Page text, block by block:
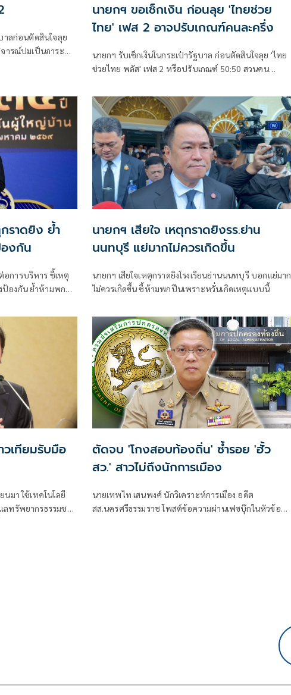
าลก่อนตัดสินใจลุย
นายกฯ ขอเช็กเงิน ก่อนลุย 'ไทยช่วย
ไทย' เฟส 2 อาจปรับเกณฑ์คนละครึ่ง
นายกฯ รับเช็กเงินในกระเป๋ารัฐบาล ก่อนตัดสินใจลุย 'ไทย
ช่วยไทย พลัส' เฟส 2 หรือปรับเกณฑ์ 50:50 สวนคน
ยันสถานะคลังยังแข็งแรง
ราดยิง ย้ำ
งกัน
การบริหาร ชี้เหตุ
องกัน ย้ำห้ามพกปืน
นายกฯ เสียใจ เหตุกราดยิงรร.ย่าน
นนทบุรี แย่มากไม่ควรเกิดขึ้น
นายกฯ เสียใจเหตุกราดยิงโรงเรียนย่านนนทบุรี บอกแย่มาก
ไม่ควรเกิดขึ้น ชี้ห้ามพกปืนเพราะหวั่นเกิดเหตุแบบนี้
วเทียมรับมือ
มา ใช้เทคโนโลยี
ทรัพยากรธรรมชาติ
ตัดจบ 'โกงสอบท้องถิ่น' ซ้ำรอย 'ฮั้ว
สว.' สาวไม่ถึงนักการเมือง
นายเทพไท เสนพงศ์ นักวิเคราะห์การเมือง อดีต
สส.นครศรีธรรมราช โพสต์ข้อความผ่านเฟซบุ๊กในหัวข้อ